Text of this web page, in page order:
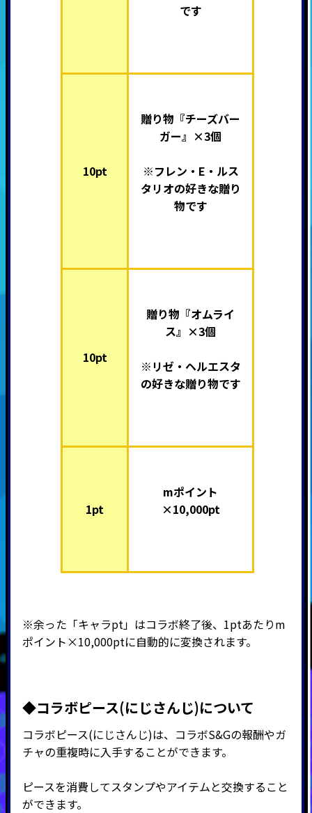
です
10pt
贈り物『チーズバー
ガー』×3個
※フレン・E・ルス
タリオの好きな贈り
物です
10pt
贈り物『オムライ
ス』×3個
※リゼ・ヘルエスタ
の好きな贈り物です
1pt
mポイント
×10,000pt
※余った「キャラpt」はコラボ終了後、1ptあたりm
ポイント×10,000ptに自動的に変換されます。
◆コラボピース(にじさんじ)について
コラボピース(にじさんじ)は、コラボS&Gの報酬やガ
チャの重複時に入手することができます。
ピースを消費してスタンプやアイテムと交換すること
ができます。